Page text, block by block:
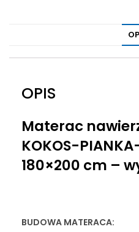
OPIS
Materac
KOKOS-
180×200 cm –
BUDOWA MATERACA: